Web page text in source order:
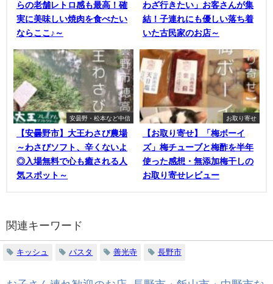
らの老舗レトロ感も最高！確
実に美味しい焼肉を食べたい
ならここ♪～
わざ行きたい」お客さんが集
結！子連れにも優しい落ち着
いた古民家のお店～
安曇野・松本など中信
【安曇野市】大王わさび農場
～わさびソフト、辛くないよ
◎入場無料で心も癒される人
気スポット～
お取り寄せ
【お取り寄せ】「梅ボーイ
ズ」梅チューブと梅酢を半年
使った感想・無添加梅干しの
お取り寄せレビュー
関連キーワード
キッシュ パスタ 善光寺 長野市